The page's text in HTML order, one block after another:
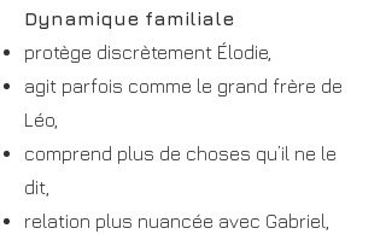
Dynamique familiale
protège discrètement Élodie,
agit parfois comme le grand frère de
Léo,
comprend plus de choses qu’il ne le
dit,
relation plus nuancée avec Gabriel,